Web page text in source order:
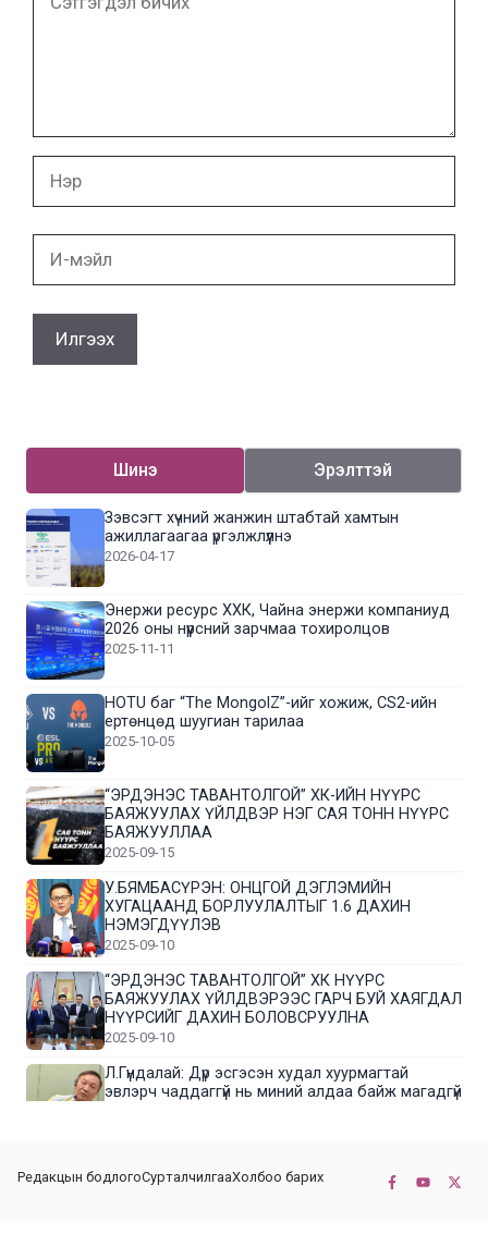
бичих
Шинэ Эрэлттэй
Зэвсэгт хүчний жанжин штабтай хамтын
ажиллагаагаа үргэлжлүүлнэ
2026-04-17
Энержи ресурс ХХК, Чайна энержи компаниуд
2026 оны нүүрсний зарчмаа тохиролцов
2025-11-11
HOTU баг “The MongolZ”-ийг хожиж, CS2-ийн
ертөнцөд шуугиан тарилаа
2025-10-05
“ЭРДЭНЭС ТАВАНТОЛГОЙ” ХК-ИЙН НҮҮРС
БАЯЖУУЛАХ ҮЙЛДВЭР НЭГ САЯ ТОНН НҮҮРС
БАЯЖУУЛЛАА
2025-09-15
У.БЯМБАСҮРЭН: ОНЦГОЙ ДЭГЛЭМИЙН
ХУГАЦААНД БОРЛУУЛАЛТЫГ 1.6 ДАХИН
НЭМЭГДҮҮЛЭВ
2025-09-10
“ЭРДЭНЭС ТАВАНТОЛГОЙ” ХК НҮҮРС
БАЯЖУУЛАХ ҮЙЛДВЭРЭЭС ГАРЧ БУЙ ХАЯГДАЛ
НҮҮРСИЙГ ДАХИН БОЛОВСРУУЛНА
2025-09-10
Л.Гүндалай: Дүр эсгэсэн худал хуурмагтай
эвлэрч чаддаггүй нь миний алдаа байж магадгүй
БАГИЙН ИРГЭДИЙН ТӨЛӨӨЛӨЛ НҮҮРС
Редакцын бодлогоСурталчилгааХолбоо барих